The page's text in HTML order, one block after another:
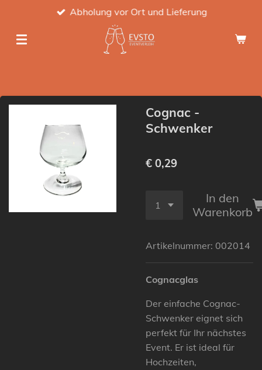
springen
Abholung vor Ort und Lieferung
Cognac -
Schwenker
€ 0,29
In den
Warenkorb
Artikelnummer: 002014
Cognacglas
Der einfache Cognac-
Schwenker eignet sich
perfekt für Ihr nächstes
Event. Er ist ideal für
Hochzeiten,